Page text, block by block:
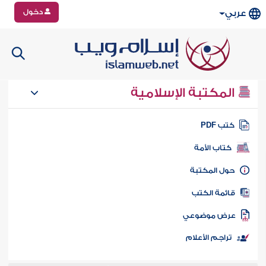
عربي دخول
المكتبة الإسلامية
كتب PDF
كتاب الأمة
المكتبة
الكتب
موضوعي